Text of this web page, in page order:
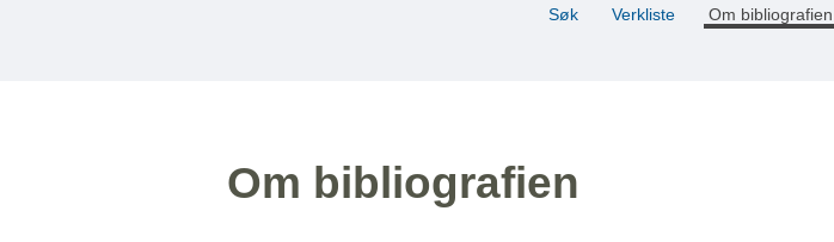
Søk Verkliste Om bibliografien
Om bibliografien